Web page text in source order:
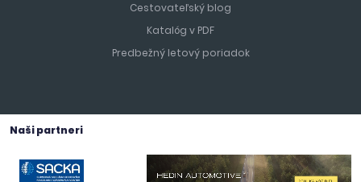
Cestovateľský blog
Katalóg v PDF
Predbežný letový poriadok
Naši partneri